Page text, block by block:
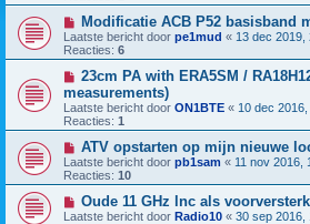
Modificatie ACB P52 basisband
Laatste bericht door pe1mud « 13 dec 2019,
Reacties: 6
23cm PA with ERA5SM /
measurements)
Laatste bericht door ON1BTE « 10 dec
Reacties: 1
ATV opstarten op mijn nieuwe
Laatste bericht door pb1sam « 11 nov 2016,
Reacties: 10
Oude 11 GHz lnc als
Laatste bericht door Radio10 « 30 sep 2016,